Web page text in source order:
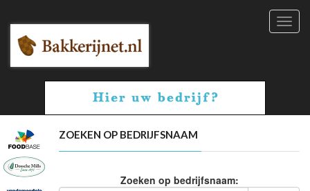
ZOEKEN OP BEDRIJFSNAAM
Zoeken op bedrijfsnaam: